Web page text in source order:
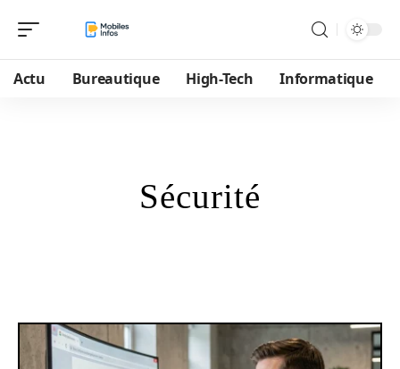
Actu Bureautique High-Tech Informatique
Sécurité